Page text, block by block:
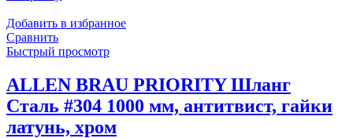
Добавить в избранное
Сравнить
Быстрый просмотр
ALLEN BRAU PRIORITY Шланг
Сталь #304 1000 мм, антитвист, гайки
латунь, хром